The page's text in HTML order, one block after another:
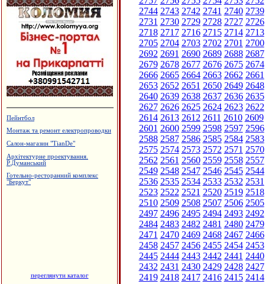
Пейнтбол
Монтаж та ремонт електропроводки
Салон-магазин "TianDe"
Архітектурне проектування.
Р.Думанський
Готельно-ресторанний комплекс
"Беркут"
переглянути каталог
2744 2743 2742 2741 2740 2739
2731 2730 2729 2728 2727 2726
2718 2717 2716 2715 2714 2713
2705 2704 2703 2702 2701 2700
2692 2691 2690 2689 2688 2687
2679 2678 2677 2676 2675 2674
2666 2665 2664 2663 2662 2661
2653 2652 2651 2650 2649 2648
2640 2639 2638 2637 2636 2635
2627 2626 2625 2624 2623 2622
2614 2613 2612 2611 2610 2609
2601 2600 2599 2598 2597 2596
2588 2587 2586 2585 2584 2583
2575 2574 2573 2572 2571 2570
2562 2561 2560 2559 2558 2557
2549 2548 2547 2546 2545 2544
2536 2535 2534 2533 2532 2531
2523 2522 2521 2520 2519 2518
2510 2509 2508 2507 2506 2505
2497 2496 2495 2494 2493 2492
2484 2483 2482 2481 2480 2479
2471 2470 2469 2468 2467 2466
2458 2457 2456 2455 2454 2453
2445 2444 2443 2442 2441 2440
2432 2431 2430 2429 2428 2427
2419 2418 2417 2416 2415 2414